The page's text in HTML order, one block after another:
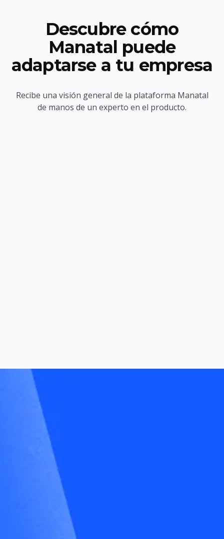
Descubre cómo
Manatal puede
adaptarse a tu empresa
Recibe una visión general de la plataforma Manatal
de manos de un experto en el producto.